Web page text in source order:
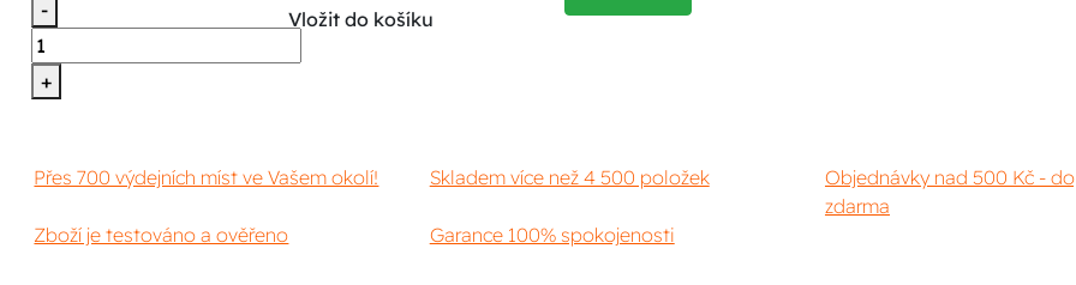
-
+
Vložit do košíku
Přes 700 výdejních míst ve Vašem okolí! Skladem více než 4 500 položek
Objednávky nad 500 Kč -
zdarma
Zboží je testováno a ověřeno
Garance 100% spokojenosti